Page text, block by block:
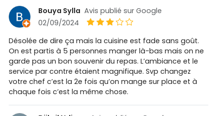
Bouya Sylla Avis publié sur Google
02/09/2024
Désolée de dire ça mais la cuisine est fade sans goût.
On est partis à 5 personnes manger là-bas mais on ne
garde pas un bon souvenir du repas. L’ambiance et le
service par contre étaient magnifique. Svp changez
votre chef c’est la 2e fois qu’on mange sur place et à
chaque fois c’est la même chose.